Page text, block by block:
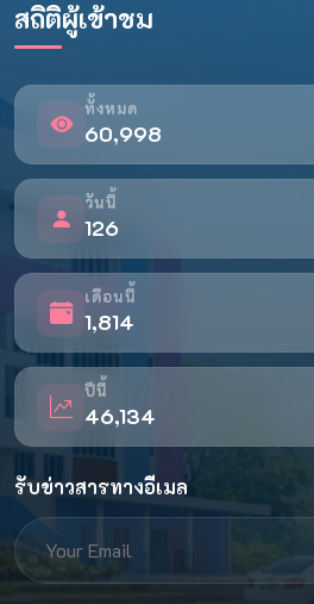
สถิติผู้เข้าชม
ทั้งหมด
60,998
วันนี้
126
เดือนนี้
1,814
ปีนี้
46,134
รับข่าวสารทางอีเมล